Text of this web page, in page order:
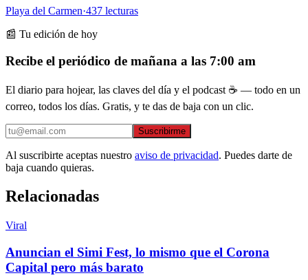
Playa del Carmen·437 lecturas
📰 Tu edición de hoy
Recibe el periódico de mañana a las 7:00 am
El diario para hojear, las claves del día y el podcast ☕ — todo en un
correo, todos los días. Gratis, y te das de baja con un clic.
Suscribirme
Al suscribirte aceptas nuestro aviso de privacidad. Puedes darte de
baja cuando quieras.
Relacionadas
Viral
Anuncian el Simi Fest, lo mismo que el Corona
Capital pero más barato